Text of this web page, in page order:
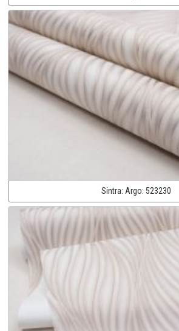
Sintra: Argo: 523230